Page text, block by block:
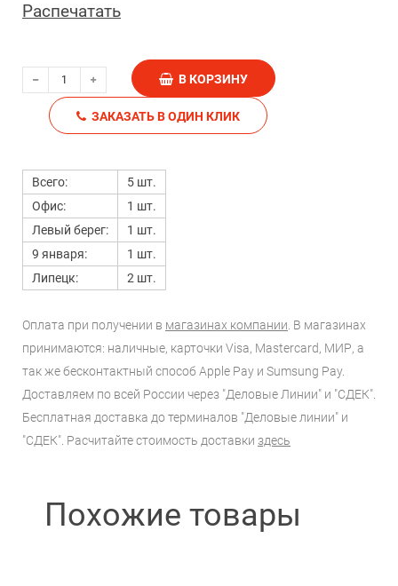
Распечатать
В КОРЗИНУ
ЗАКАЗАТЬ В ОДИН КЛИК
Всего:
5 шт.
Офис:
1 шт.
Левый берег:
1 шт.
9 января:
1 шт.
Липецк:
2 шт.
Оплата при получении в магазинах компании . В магазинах
принимаются: наличные, карточки Visa, Mastercard, МИР, а
так же бесконтактный способ Apple Pay и Sumsung Pay.
Доставляем по всей России через "Деловые Линии" и "СДЕК".
Бесплатная доставка до терминалов "Деловые линии" и
"СДЕК". Расчитайте стоимость доставки здесь
Похожие товары